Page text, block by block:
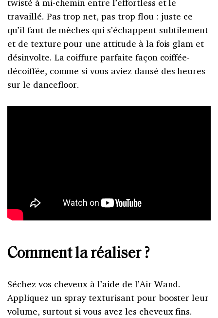
twisté à mi-chemin entre l’effortless et le
travaillé. Pas trop net, pas trop flou : juste ce
qu’il faut de mèches qui s’échappent subtilement
et de texture pour une attitude à la fois glam et
désinvolte. La coiffure parfaite façon coiffée-
décoiffée, comme si vous aviez dansé des heures
sur le dancefloor.
Comment la réaliser ?
Séchez vos cheveux à l’aide de l’Air Wand.
Appliquez un spray texturisant pour booster leur
volume, surtout si vous avez les cheveux fins.